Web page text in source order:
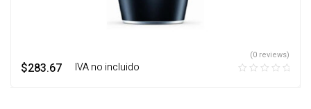
$283.67 ‎ ‎ ‎ IVA no incluido
(0 reviews)